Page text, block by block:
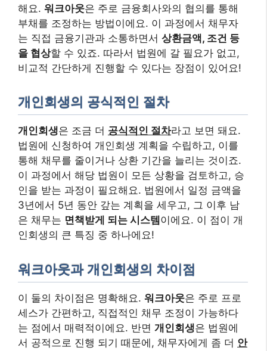
해요. 워크아웃은 주로 금융회사와의 협의를 통해
부채를 조정하는 방법이에요. 이 과정에서 채무자
는 직접 금융기관과 소통하면서 상환금액, 조건 등
을 협상할 수 있죠. 따라서 법원에 갈 필요가 없고,
비교적 간단하게 진행할 수 있다는 장점이 있어요!
개인회생의 공식적인 절차
개인회생은 조금 더 공식적인 절차라고 보면 돼요.
법원에 신청하여 개인회생 계획을 수립하고, 이를
통해 채무를 줄이거나 상환 기간을 늘리는 것이죠.
이 과정에서 해당 법원이 모든 상황을 검토하고, 승
인을 받는 과정이 필요해요. 법원에서 일정 금액을
3년에서 5년 동안 갚는 계획을 세우고, 그 이후 남
은 채무는 면책받게 되는 시스템 이에요. 이 점이 개
인회생의 큰 특징 중 하나에요!
워크아웃과 개인회생의 차이점
이 둘의 차이점은 명확해요. 워크아웃은 주로 프로
세스가 간편하고, 직접적인 채무 조정이 가능하다
는 점에서 매력적이에요. 반면 개인회생은 법원에
서 공적으로 진행 되기 때문에, 채무자에게 좀 더 안